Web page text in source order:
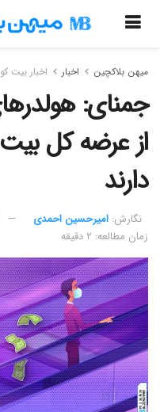
میهن بلاکچین اخبار اخبار بیت
جمنای:
از عرضه کل بیت
دارند
نگارش:‌ امیرحسین احمدی
زمان مطالعه: ۲ دقیقه